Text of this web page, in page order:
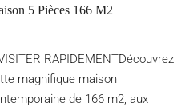
5 Pièces 166 M2
RAPIDEMENTDécouvrez
magnifique maison
de 166 m2, aux